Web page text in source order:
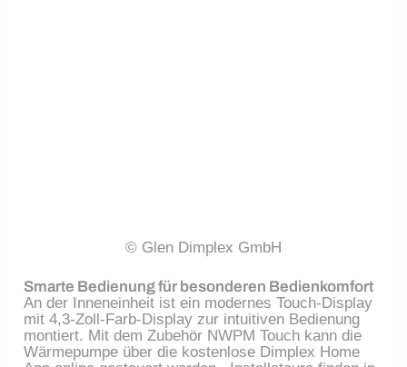
© Glen Dimplex GmbH
Smarte Bedienung für besonderen Bedienkomfort
An der Inneneinheit ist ein modernes Touch-Display
mit 4,3-Zoll-Farb-Display zur intuitiven Bedienung
montiert. Mit dem Zubehör NWPM Touch kann die
Wärmepumpe über die kostenlose Dimplex Home